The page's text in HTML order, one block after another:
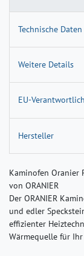
Technische Daten
Weitere Details
EU-
Hersteller
Kaminofen Oranier
von ORANIER
Der ORANIER
und edler
effizienter
Wärmequelle für